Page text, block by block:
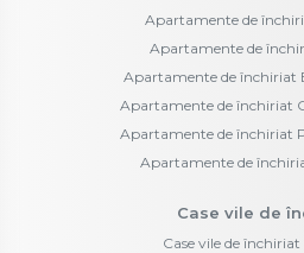
Apartamente de
Apartamente de
Apartamente de închiriat
Apartamente de închiriat
Apartamente de închiriat
Apartamente de
Case vile de
Case vile de